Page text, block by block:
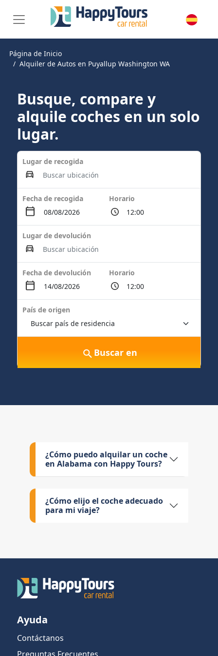
Página de Inicio
Alquiler de Autos en Puyallup Washington WA
Busque, compare y
alquile coches en un solo
lugar.
Lugar de recogida
Fecha de recogida Horario
Lugar de devolución
Fecha de devolución Horario
País de origen
Buscar en
¿Cómo puedo alquilar un coche
en Alabama con Happy Tours?
¿Cómo elijo el coche adecuado
para mi viaje?
Ayuda
Contáctanos